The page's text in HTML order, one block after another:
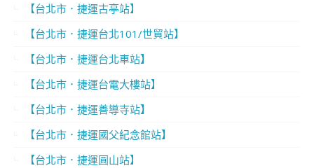
【台北市．捷運古亭站】
【台北市．捷運台北101/世貿站】
【台北市．捷運台北車站】
【台北市．捷運台電大樓站】
【台北市．捷運善導寺站】
【台北市．捷運國父紀念館站】
【台北市．捷運圓山站】